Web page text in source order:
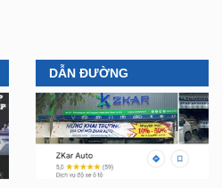
DẪN ĐƯỜNG